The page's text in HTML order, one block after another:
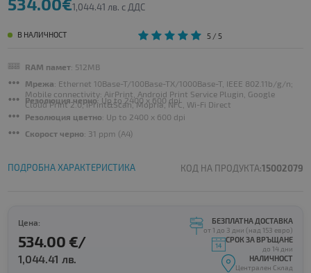
1,044.41 лв. с ДДС
В НАЛИЧНОСТ 5/ 5
RAM памет: 512MB
Мрежа: Ethernet 10Base-T/100Base-TX/1000Base-T, IEEE 802.11b/g/n;
Mobile connectivity: AirPrint, Android Print Service Plugin, Google
Cloud Print 2.0, iPrint&Scan, Mopria, NFC, Wi-Fi Direct
Резолюция черно: Up to 2400 x 600 dpi
Резолюция цветно: Up to 2400 x 600 dpi
Скорост черно: 31 ppm (A4)
ПОДРОБНА ХАРАКТЕРИСТИКА КОД НА ПРОДУКТА:15002079
Цена:
534.00 €/
1,044.41 лв.
БЕЗПЛАТНА ДОСТАВКА
от 1 до 3 дни (над 153 евро)
СРОК ЗА ВРЪЩАНЕ
до 14 дни
НАЛИЧНОСТ
Централен Склад